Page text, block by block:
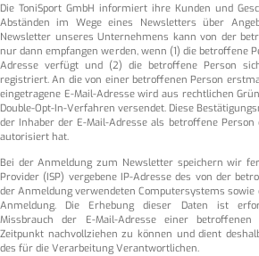
Die ToniSport GmbH informiert ihre Kunden und
Abständen im Wege eines Newsletters über
Newsletter unseres Unternehmens kann von der
nur dann empfangen werden, wenn (1) die betroffene
Adresse verfügt und (2) die betroffene Person
registriert. An die von einer betroffenen Person
eingetragene E-Mail-Adresse wird aus rechtlichen
Double-Opt-In-Verfahren versendet. Diese
der Inhaber der E-Mail-Adresse als betroffene
autorisiert hat.
Bei der Anmeldung zum Newsletter speichern wir
Provider (ISP) vergebene IP-Adresse des von der
der Anmeldung verwendeten Computersystems
Anmeldung. Die Erhebung dieser Daten ist
Missbrauch der E-Mail-Adresse einer
Zeitpunkt nachvollziehen zu können und dient
des für die Verarbeitung Verantwortlichen.